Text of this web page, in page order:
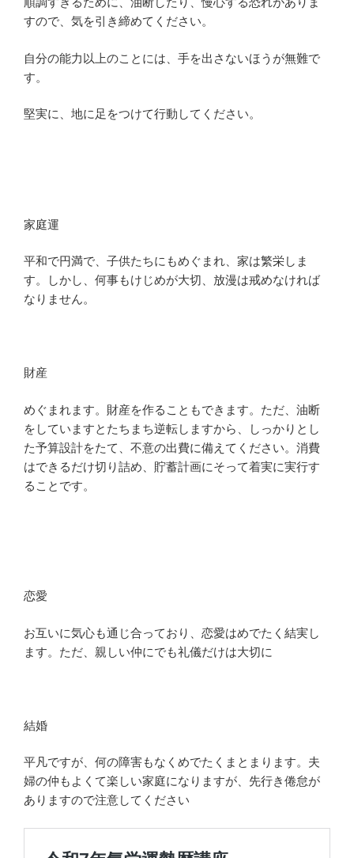
すので、気を引き締めてください。
自分の能力以上のことには、手を出さないほうが無難で
す。
堅実に、地に足をつけて行動してください。
家庭運
平和で円満で、子供たちにもめぐまれ、家は繁栄しま
す。しかし、何事もけじめが大切、放漫は戒めなければ
なりません。
財産
めぐまれます。財産を作ることもできます。ただ、油断
をしていますとたちまち逆転しますから、しっかりとし
た予算設計をたて、不意の出費に備えてください。消費
はできるだけ切り詰め、貯蓄計画にそって着実に実行す
ることです。
恋愛
お互いに気心も通じ合っており、恋愛はめでたく結実し
ます。ただ、親しい仲にでも礼儀だけは大切に
結婚
平凡ですが、何の障害もなくめでたくまとまります。夫
婦の仲もよくて楽しい家庭になりますが、先行き倦怠が
ありますので注意してください